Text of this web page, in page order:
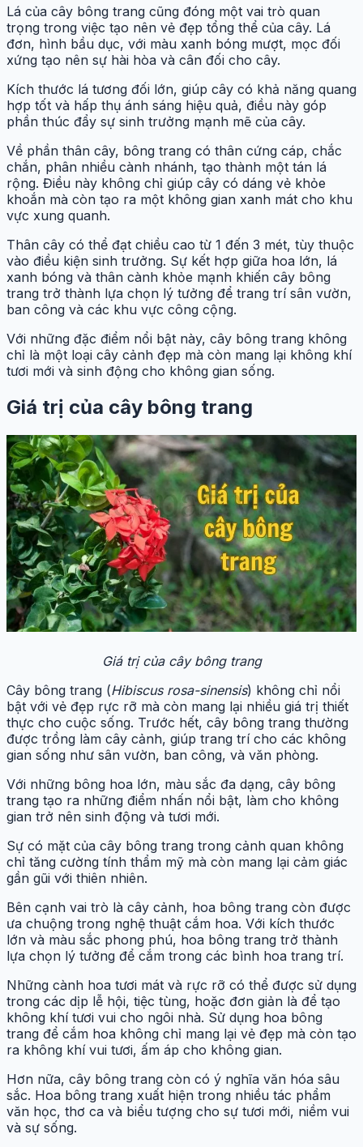
Lá của cây bông trang cũng đóng một vai trò quan
trọng trong việc tạo nên vẻ đẹp tổng thể của cây. Lá
đơn, hình bầu dục, với màu xanh bóng mượt, mọc đối
xứng tạo nên sự hài hòa và cân đối cho cây.
Kích thước lá tương đối lớn, giúp cây có khả năng quang
hợp tốt và hấp thụ ánh sáng hiệu quả, điều này góp
phần thúc đẩy sự sinh trưởng mạnh mẽ của cây.
Về phần thân cây, bông trang có thân cứng cáp, chắc
chắn, phân nhiều cành nhánh, tạo thành một tán lá
rộng. Điều này không chỉ giúp cây có dáng vẻ khỏe
khoắn mà còn tạo ra một không gian xanh mát cho khu
vực xung quanh.
Thân cây có thể đạt chiều cao từ 1 đến 3 mét, tùy thuộc
vào điều kiện sinh trưởng. Sự kết hợp giữa hoa lớn, lá
xanh bóng và thân cành khỏe mạnh khiến cây bông
trang trở thành lựa chọn lý tưởng để trang trí sân vườn,
ban công và các khu vực công cộng.
Với những đặc điểm nổi bật này, cây bông trang không
chỉ là một loại cây cảnh đẹp mà còn mang lại không khí
tươi mới và sinh động cho không gian sống.
Giá trị của cây bông trang
Giá trị của cây bông trang
Cây bông trang (Hibiscus rosa-sinensis) không chỉ nổi
bật với vẻ đẹp rực rỡ mà còn mang lại nhiều giá trị thiết
thực cho cuộc sống. Trước hết, cây bông trang thường
được trồng làm cây cảnh, giúp trang trí cho các không
gian sống như sân vườn, ban công, và văn phòng.
Với những bông hoa lớn, màu sắc đa dạng, cây bông
trang tạo ra những điểm nhấn nổi bật, làm cho không
gian trở nên sinh động và tươi mới.
Sự có mặt của cây bông trang trong cảnh quan không
chỉ tăng cường tính thẩm mỹ mà còn mang lại cảm giác
gần gũi với thiên nhiên.
Bên cạnh vai trò là cây cảnh, hoa bông trang còn được
ưa chuộng trong nghệ thuật cắm hoa. Với kích thước
lớn và màu sắc phong phú, hoa bông trang trở thành
lựa chọn lý tưởng để cắm trong các bình hoa trang trí.
Những cành hoa tươi mát và rực rỡ có thể được sử dụng
trong các dịp lễ hội, tiệc tùng, hoặc đơn giản là để tạo
không khí tươi vui cho ngôi nhà. Sử dụng hoa bông
trang để cắm hoa không chỉ mang lại vẻ đẹp mà còn tạo
ra không khí vui tươi, ấm áp cho không gian.
Hơn nữa, cây bông trang còn có ý nghĩa văn hóa sâu
sắc. Hoa bông trang xuất hiện trong nhiều tác phẩm
văn học, thơ ca và biểu tượng cho sự tươi mới, niềm vui
và sự sống.